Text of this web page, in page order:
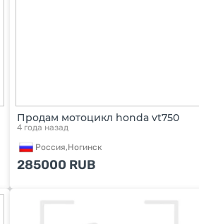
Продам мотоцикл honda vt750
4 года назад
Россия,Ногинск
285000 RUB